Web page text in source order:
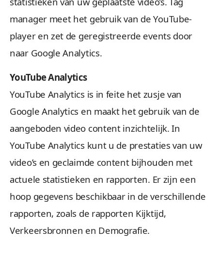
manager meet het gebruik van de YouTube-
player en zet de geregistreerde events door
naar Google Analytics.
YouTube Analytics
YouTube Analytics is in feite het zusje van
Google Analytics en maakt het gebruik van de
aangeboden video content inzichtelijk. In
YouTube Analytics kunt u de prestaties van uw
video’s en geclaimde content bijhouden met
actuele statistieken en rapporten. Er zijn een
hoop gegevens beschikbaar in de verschillende
rapporten, zoals de rapporten Kijktijd,
Verkeersbronnen en Demografie.